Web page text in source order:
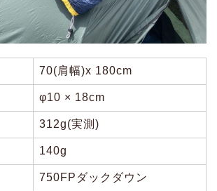
70(肩幅)x 180cm
φ10 × 18cm
312g(実測)
140g
750FPダックダウン